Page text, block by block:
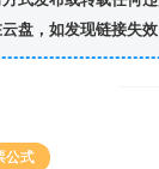
盘，如发现链接失
公式